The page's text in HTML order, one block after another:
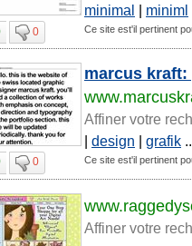
minimal | miniml
0 Ce site est'il pertinent
marcus
Affiner votre
| design | grafik
0 Ce site est'il pertinent
Affiner votre